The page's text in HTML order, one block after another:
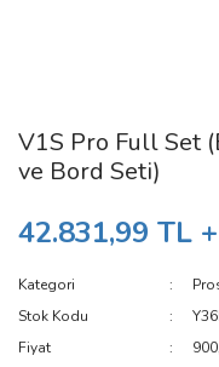
V1S Pro Full Set
ve Bord Seti)
42.831,99 TL
Kategori
Stok Kodu
Fiyat